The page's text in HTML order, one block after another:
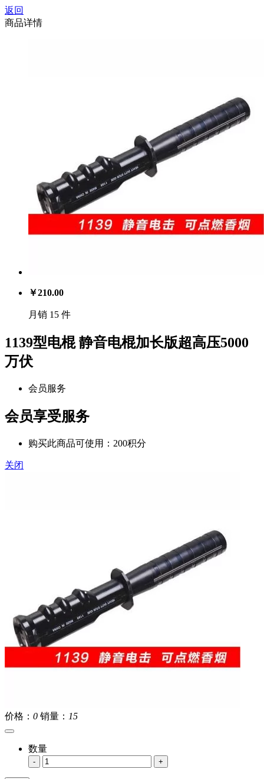
返回
商品详情
￥210.00
月销 15 件
1139型电棍 静音电棍加长版超高压5000
万伏
会员服务
会员享受服务
购买此商品可使用：200积分
关闭
价格： 0 销量： 15
数量
- +